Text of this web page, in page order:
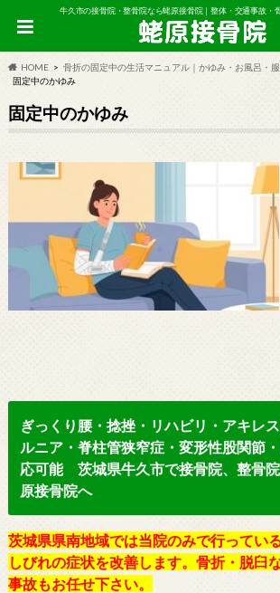
牛久市の接骨院・整骨院なら蛯原接骨院｜整体・交通事故・
HOME
骨折の固定中の生活マニュアル｜かゆみ・お風呂・
固定中のかゆみ
固定中のかゆみ
ぎっくり腰・捻挫・リハビリ・アキレ
ルニア・脊柱管狭窄症・変形性股関節
応可能 茨城県牛久市で接骨院、整骨
原接骨院へ
茨城県県南地域では当院のみで行ってい
しびれの症状を改善します。骨折・脱臼
事故もお任せ下さい。